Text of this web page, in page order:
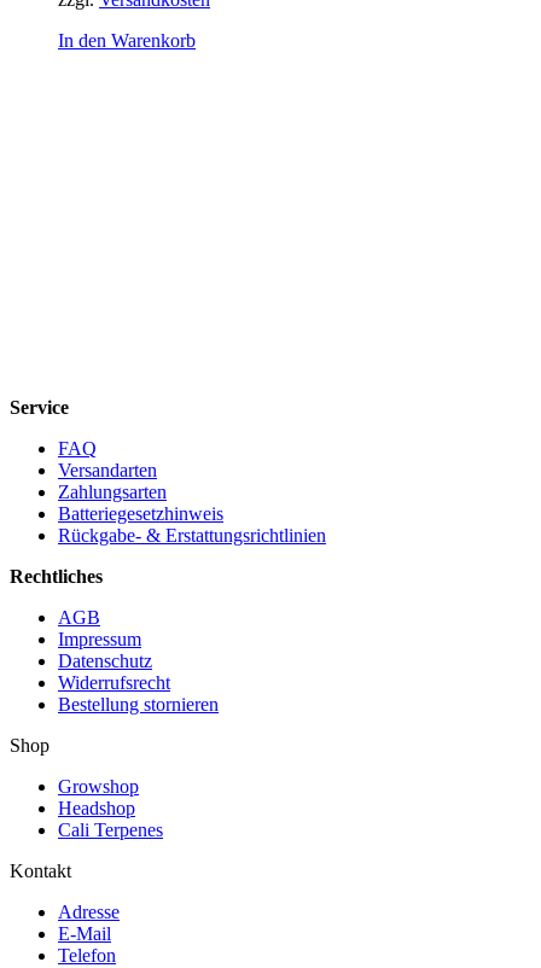
In den Warenkorb
Service
FAQ
Versandarten
Zahlungsarten
Batteriegesetzhinweis
Rückgabe- & Erstattungsrichtlinien
Rechtliches
AGB
Impressum
Datenschutz
Widerrufsrecht
Bestellung stornieren
Shop
Growshop
Headshop
Cali Terpenes
Kontakt
Adresse
E-Mail
Telefon